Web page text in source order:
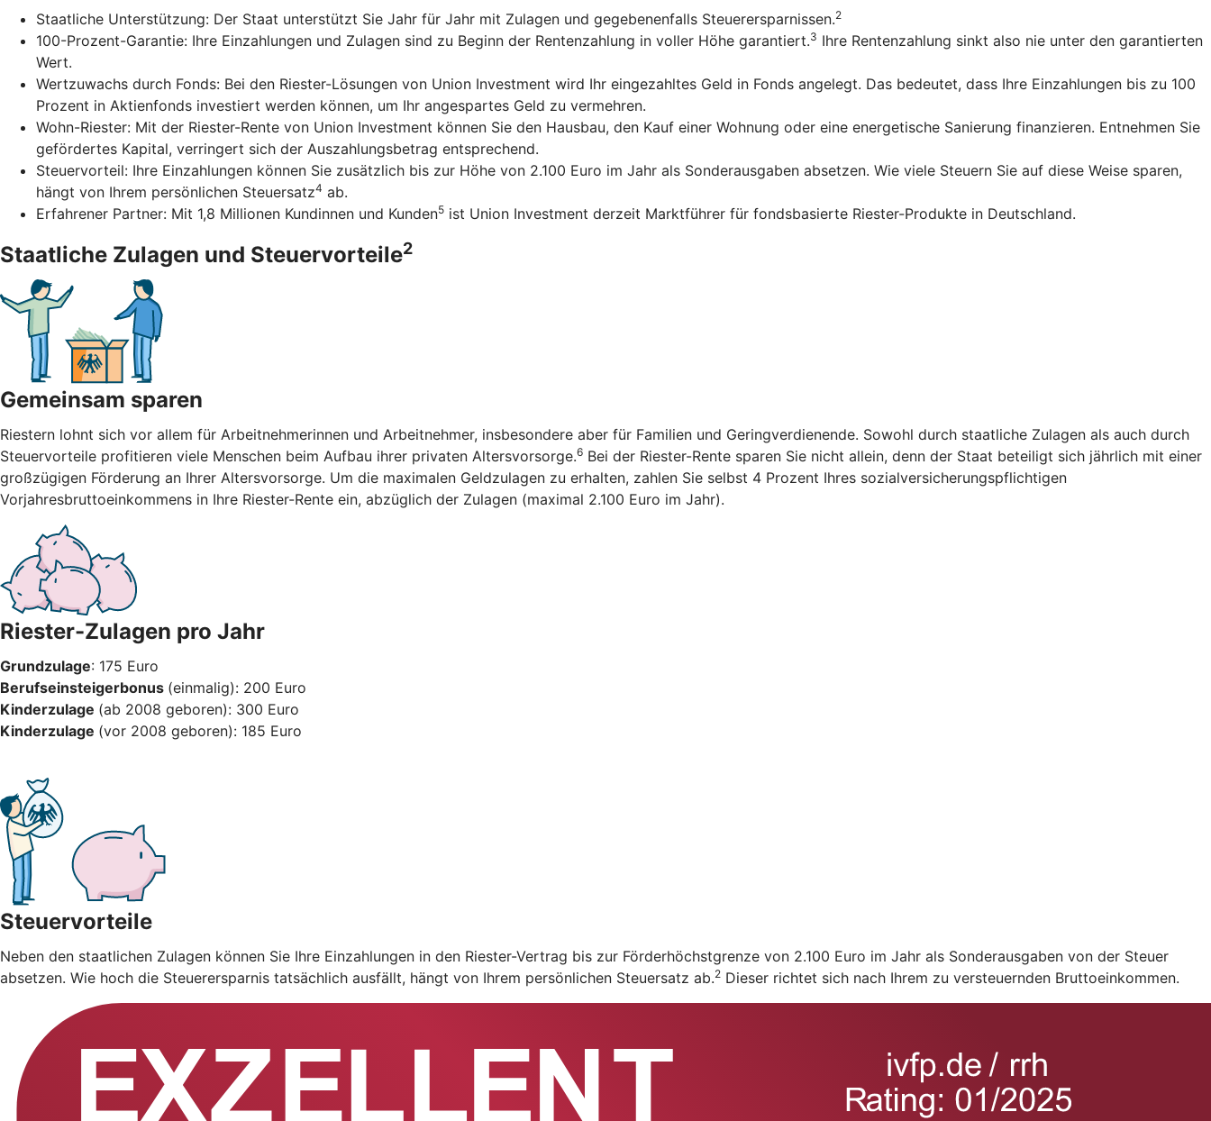
Staatliche Unterstützung: Der Staat unterstützt Sie Jahr für Jahr mit Zulagen und gegebenenfalls Steuerersparnissen.2
100-Prozent-Garantie: Ihre Einzahlungen und Zulagen sind zu Beginn der Rentenzahlung in voller Höhe garantiert.3 Ihre Rentenzahlung sinkt also nie unter den garantierten
Wert.
Wertzuwachs durch Fonds: Bei den Riester-Lösungen von Union Investment wird Ihr eingezahltes Geld in Fonds angelegt. Das bedeutet, dass Ihre Einzahlungen bis zu 100
Prozent in Aktienfonds investiert werden können, um Ihr angespartes Geld zu vermehren.
Wohn-Riester: Mit der Riester-Rente von Union Investment können Sie den Hausbau, den Kauf einer Wohnung oder eine energetische Sanierung finanzieren. Entnehmen Sie
gefördertes Kapital, verringert sich der Auszahlungsbetrag entsprechend.
Steuervorteil: Ihre Einzahlungen können Sie zusätzlich bis zur Höhe von 2.100 Euro im Jahr als Sonderausgaben absetzen. Wie viele Steuern Sie auf diese Weise sparen,
hängt von Ihrem persönlichen Steuersatz4 ab.
Erfahrener Partner: Mit 1,8 Millionen Kundinnen und Kunden5 ist Union Investment derzeit Marktführer für fondsbasierte Riester-Produkte in Deutschland.
Staatliche Zulagen und Steuervorteile2
Gemeinsam sparen
Riestern lohnt sich vor allem für Arbeitnehmerinnen und Arbeitnehmer, insbesondere aber für Familien und Geringverdienende. Sowohl durch staatliche Zulagen als auch durch
Steuervorteile profitieren viele Menschen beim Aufbau ihrer privaten Altersvorsorge.6 Bei der Riester-Rente sparen Sie nicht allein, denn der Staat beteiligt sich jährlich mit einer
großzügigen Förderung an Ihrer Altersvorsorge. Um die maximalen Geldzulagen zu erhalten, zahlen Sie selbst 4 Prozent Ihres sozialversicherungspflichtigen
Vorjahresbruttoeinkommens in Ihre Riester-Rente ein, abzüglich der Zulagen (maximal 2.100 Euro im Jahr).
Riester-Zulagen pro Jahr
Grundzulage: 175 Euro
Berufseinsteigerbonus (einmalig): 200 Euro
Kinderzulage (ab 2008 geboren): 300 Euro
Kinderzulage (vor 2008 geboren): 185 Euro
Steuervorteile
Neben den staatlichen Zulagen können Sie Ihre Einzahlungen in den Riester-Vertrag bis zur Förderhöchstgrenze von 2.100 Euro im Jahr als Sonderausgaben von der Steuer
absetzen. Wie hoch die Steuerersparnis tatsächlich ausfällt, hängt von Ihrem persönlichen Steuersatz ab.2 Dieser richtet sich nach Ihrem zu versteuernden Bruttoeinkommen.